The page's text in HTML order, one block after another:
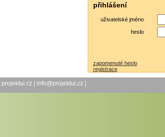
přihlášení
uživatelské jméno
heslo
zapomenuté heslo
registrace
projektui.cz info@projektui.cz